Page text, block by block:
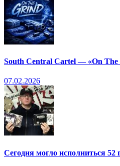
South Central Cartel — «On The
07.02.2026
Сегодня могло исполниться